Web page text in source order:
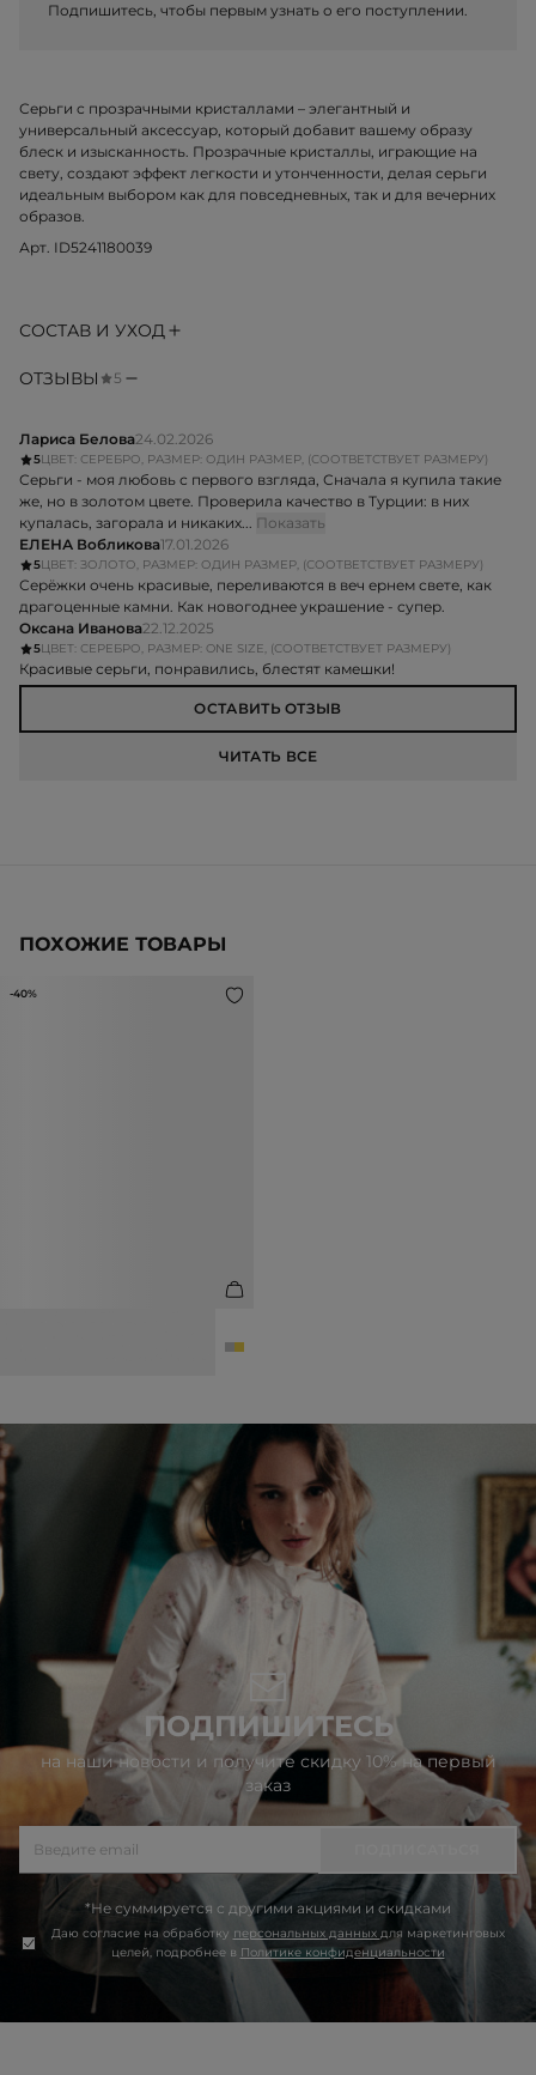
Подпишитесь, чтобы первым узнать о его поступлении.
Серьги с прозрачными кристаллами – элегантный и
универсальный аксессуар, который добавит вашему образу
блеск и изысканность. Прозрачные кристаллы, играющие на
свету, создают эффект легкости и утонченности, делая серьги
идеальным выбором как для повседневных, так и для вечерних
образов.
Арт. ID5241180039
СОСТАВ И УХОД
ОТЗЫВЫ 5
Лариса Белова24.02.2026
5ЦВЕТ: СЕРЕБРО, РАЗМЕР: ОДИН РАЗМЕР, (СООТВЕТСТВУЕТ РАЗМЕРУ)
Серьги - моя любовь с первого взгляда, Сначала я купила такие
же, но в золотом цвете. Проверила качество в Турции: в них
купалась, загорала и никаких... Показать
ЕЛЕНА Вобликова17.01.2026
5ЦВЕТ: ЗОЛОТО, РАЗМЕР: ОДИН РАЗМЕР, (СООТВЕТСТВУЕТ РАЗМЕРУ)
Серёжки очень красивые, переливаются в веч ернем свете, как
драгоценные камни. Как новогоднее украшение - супер.
Оксана Иванова22.12.2025
5ЦВЕТ: СЕРЕБРО, РАЗМЕР: ONE SIZE, (СООТВЕТСТВУЕТ РАЗМЕРУ)
Красивые серьги, понравились, блестят камешки!
ОСТАВИТЬ ОТЗЫВ
ЧИТАТЬ ВСЕ
ПОХОЖИЕ ТОВАРЫ
-40%
ПОДПИШИТЕСЬ
на наши новости и получите скидку 10% на первый
заказ
*Не суммируется с другими акциями и скидками
Даю согласие на обработку персональных данных для маркетинговых
целей, подробнее в Политике конфиденциальности